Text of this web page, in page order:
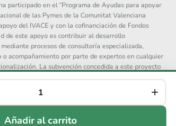
participado en el “Programa de Ayudas para apoyar
de las Pymes de la Comunitat Valenciana
del IVACE y con la cofinanciación de Fondos
de este apoyo es contribuir al desarrollo
procesos de consultoría especializada,
acompañamiento por parte de expertos en cualquier
La subvención concedida a este proyecto
— Todos los derechos reservados.
CookiesCondiciones generales
Añadir al carrito